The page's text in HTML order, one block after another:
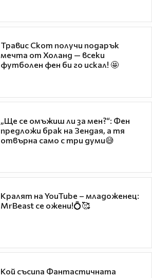
Травис Скот получи подарък
мечта от Холанд — всеки
футболен фен би го искал! 🤩
„Ще се омъжиш ли за мен?“: Фен
предложи брак на Зендая, а тя
отвърна само с три думи😅
Кралят на YouTube – младоженец:
MrBeast се ожени!💍🥰
Кой съсипа Фантастичната